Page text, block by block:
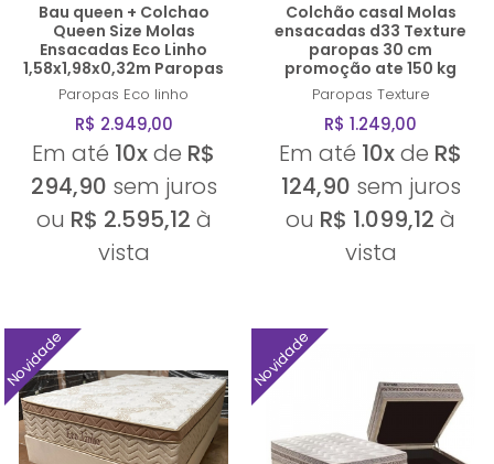
Bau queen + Colchao
Queen Size Molas
Ensacadas Eco Linho
1,58x1,98x0,32m Paropas
Paropas Eco linho
R$ 2.949,00
Em até 10xde R$
294,90 sem juros
ou R$ 2.595,12 à
vista
Colchão casal Molas
ensacadas d33 Texture
paropas 30 cm
promoção ate 150 kg
Paropas Texture
R$ 1.249,00
Em até 10xde R$
124,90 sem juros
ou R$ 1.099,12 à
vista
Novidade Novidade